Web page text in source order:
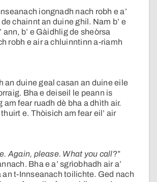
iongnadh nach robh e a’
chainnt an duine ghil. Nam b’ e
ann, b’ e Gàidhlig de sheòrsa
robh e air a chluinntinn a-riamh
an duine geal casan an duine eile
Bha e deiseil le peann is
am fear ruadh dè bha a dhìth air.
thuirt e. Thòisich am fear eil’ air
Again, please. What you call?”
Bha e a’ sgrìobhadh air a’
an t-Innseanach toilichte. Ged nach